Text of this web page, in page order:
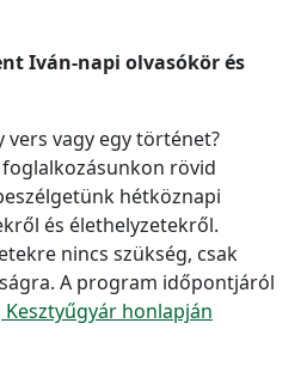
Iván-napi olvasókör és
vagy egy történet?
rövid
hétköznapi
és élethelyzetekről.
nincs szükség, csak
A program időpontjáról
Kesztyűgyár honlapján